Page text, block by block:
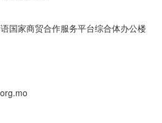
国家商贸合作服务平台综合体办公楼